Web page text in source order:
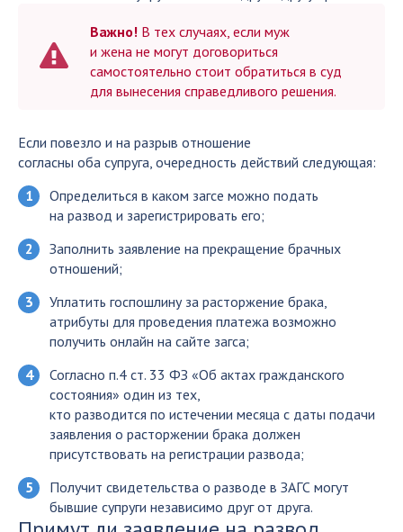
Важно! В тех случаях, если муж
и жена не могут договориться
самостоятельно стоит обратиться в суд
для вынесения справедливого решения.
Если повезло и на разрыв отношение
согласны оба супруга, очередность действий следующая:
Определиться в каком загсе можно подать
на развод и зарегистрировать его;
Заполнить заявление на прекращение брачных
отношений;
Уплатить госпошлину за расторжение брака,
атрибуты для проведения платежа возможно
получить онлайн на сайте загса;
Согласно п.4 ст. 33 ФЗ «Об актах гражданского
состояния» один из тех,
кто разводится по истечении месяца с даты подачи
заявления о расторжении брака должен
присутствовать на регистрации развода;
Получит свидетельства о разводе в ЗАГС могут
бывшие супруги независимо друг от друга.